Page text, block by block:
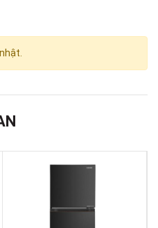
phẩm của các hộ gia đình từ